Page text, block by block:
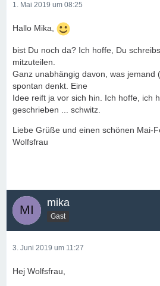
1. Mai 2019 um 08:25
Hallo Mika,
bist Du noch da? Ich hoffe, Du
mitzuteilen.
Ganz unabhängig davon, was jemand
spontan denkt. Eine
Idee reift ja vor sich hin. Ich hoffe, ich
geschrieben ... schwitz.
Liebe Grüße und einen schönen Mai-
Wolfsfrau
mika
Gast
3. Juni 2019 um 11:27
Hej Wolfsfrau,